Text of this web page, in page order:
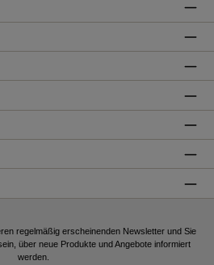
regelmäßig erscheinenden Newsletter und Sie
über neue Produkte und Angebote informiert
werden.